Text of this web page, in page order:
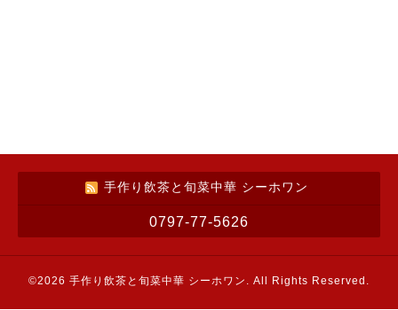
手作り飲茶と旬菜中華 シーホワン
0797-77-5626
©2026 手作り飲茶と旬菜中華 シーホワン . All Rights Reserved.